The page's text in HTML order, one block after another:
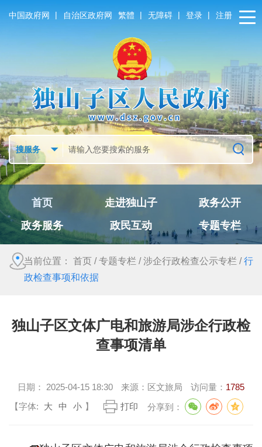
中国政府网 | 自治区政府网 繁體 | 无障碍 | 登录 | 注册
首页 走进独山子
政务公开
政务服务
政民互动 专题专栏
当前位置： 首页 /专题专栏 /涉企行政检查公示专栏 /行
政检查事项和依据
独山子区文体广电和旅游局涉企行政检
查事项清单
日期： 2025-04-15 18:30 来源： 区文旅局 访问量： 1785
【字体:
大 中 小 】 打印 分享到：